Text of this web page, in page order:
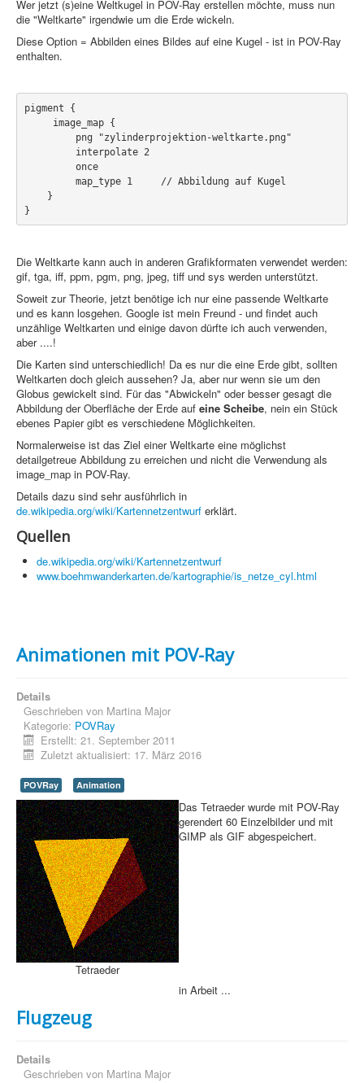
PHP
Webdesign
Grafik
JavaScript
Sicherheit
Home
PHP
Webdesign
CMS
Grafik
JavaScript
Sicherheit
Browsergames mit PovRay +
PovRay
Webdesign
Sicherheit
Home
PovRay
PHP
Webdesign
CMS
Grafik
JavaScript
Sicherheit
Home
PHP
Wer jetzt (s)eine Weltkugel in POV-Ray erstellen möchte, muss nun
die "Weltkarte" irgendwie um die Erde wickeln.
Diese Option = Abbilden eines Bildes auf eine Kugel - ist in POV-Ray
enthalten.
pigment {
}
Die Weltkarte kann auch in anderen Grafikformaten verwendet werden:
gif, tga, iff, ppm, pgm, png, jpeg, tiff und sys werden unterstützt.
Soweit zur Theorie, jetzt benötige ich nur eine passende Weltkarte
und es kann losgehen. Google ist mein Freund - und findet auch
unzählige Weltkarten und einige davon dürfte ich auch verwenden,
aber ....!
Die Karten sind unterschiedlich! Da es nur die eine Erde gibt, sollten
Weltkarten doch gleich aussehen? Ja, aber nur wenn sie um den
Globus gewickelt sind. Für das "Abwickeln" oder besser gesagt die
Abbildung der Oberfläche der Erde auf eine Scheibe, nein ein Stück
ebenes Papier gibt es verschiedene Möglichkeiten.
Normalerweise ist das Ziel einer Weltkarte eine möglichst
detailgetreue Abbildung zu erreichen und nicht die Verwendung als
image_map in POV-Ray.
Details dazu sind sehr ausführlich in
de.wikipedia.org/wiki/Kartennetzentwurf erklärt.
Quellen
de.wikipedia.org/wiki/Kartennetzentwurf
www.boehmwanderkarten.de/kartographie/is_netze_cyl.html
Animationen mit POV-Ray
Details
Geschrieben von Martina Major
Kategorie: POVRay
Erstellt: 21. September 2011
Zuletzt aktualisiert: 17. März 2016
POVRay Animation
Tetraeder
Das Tetraeder wurde mit POV-Ray
gerendert 60 Einzelbilder und mit
GIMP als GIF abgespeichert.
in Arbeit ...
Flugzeug
Details
Geschrieben von Martina Major